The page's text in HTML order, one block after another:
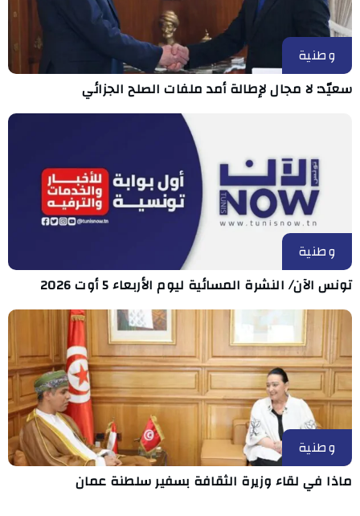
وطنية
سعيّد: لا مجال لإطالة أمد ملفات الصلح الجزائي
وطنية
تونس الآن/ النشرة المسائية ليوم الأربعاء 5 أوت 2026
وطنية
ماذا في لقاء وزيرة الثقافة بسفير سلطنة عمان